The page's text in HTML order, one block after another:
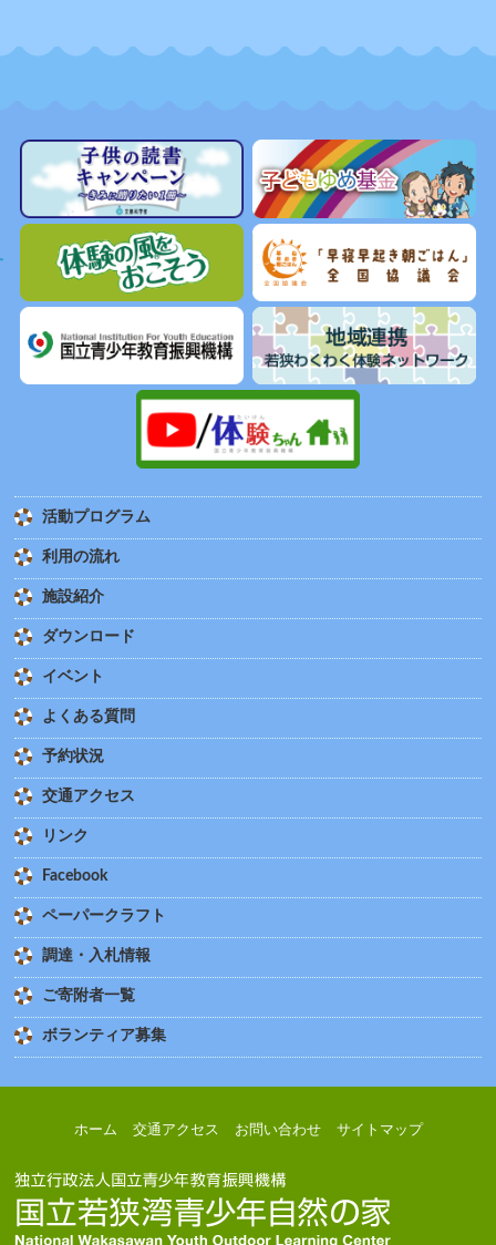
活動プログラム
利用の流れ
施設紹介
ダウンロード
イベント
よくある質問
予約状況
交通アクセス
リンク
Facebook
ペーパークラフト
調達・入札情報
ご寄附者一覧
ボランティア募集
ホーム 交通アクセス お問い合わせ サイトマップ